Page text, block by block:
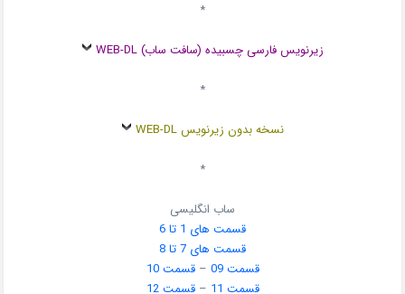
*
زیرنویس فارسی چسبیده (سافت ساب) WEB-DL
*
نسخه بدون زیرنویس WEB-DL
*
ساب انگلیسی
قسمت های 1 تا 6
قسمت های 7 تا 8
قسمت 09
–قسمت 10
قسمت 11
–قسمت 12